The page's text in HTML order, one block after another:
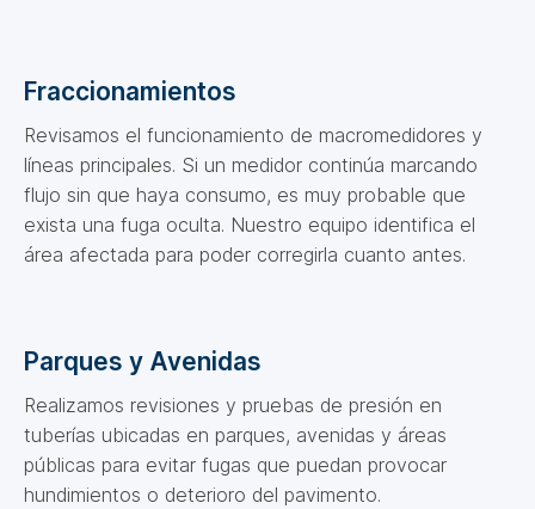
Fraccionamientos
Revisamos el funcionamiento de macromedidores y
líneas principales. Si un medidor continúa marcando
flujo sin que haya consumo, es muy probable que
exista una fuga oculta. Nuestro equipo identifica el
área afectada para poder corregirla cuanto antes.
Parques y Avenidas
Realizamos revisiones y pruebas de presión en
tuberías ubicadas en parques, avenidas y áreas
públicas para evitar fugas que puedan provocar
hundimientos o deterioro del pavimento.